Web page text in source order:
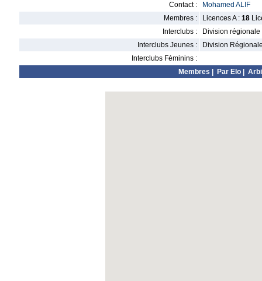
Contact :
Mohamed ALIF
Membres :
Licences A : 18
Interclubs :
Division régionale
Interclubs Jeunes :
Division
Interclubs Féminins :
Membres
Par Elo